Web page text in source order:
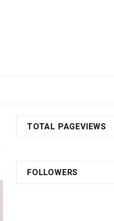
TOTAL PAGEVIEWS
FOLLOWERS